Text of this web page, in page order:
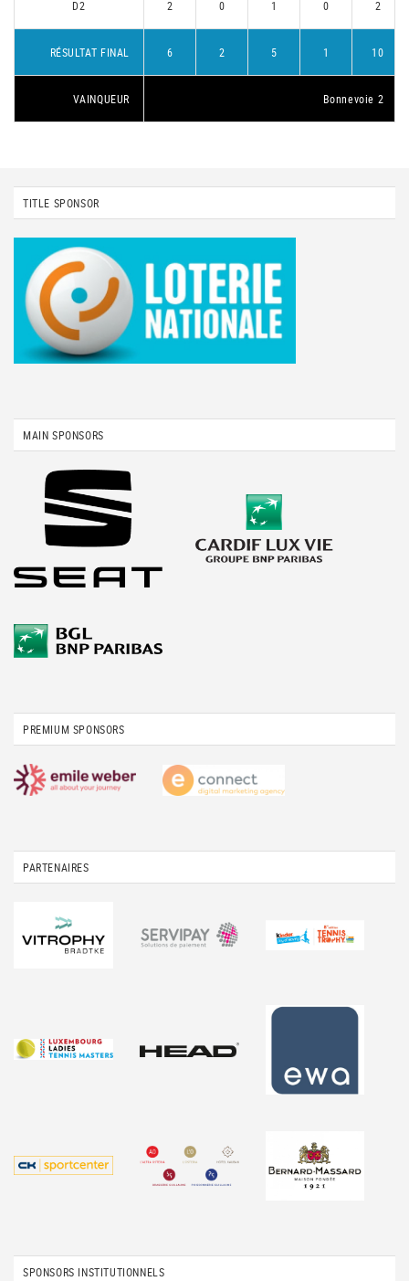
D2 2 0 1 0 2
RÉSULTAT FINAL 6 2 5 1 10
VAINQUEUR Bonnevoie 2
TITLE SPONSOR
MAIN SPONSORS
PREMIUM SPONSORS
PARTENAIRES
SPONSORS INSTITUTIONNELS